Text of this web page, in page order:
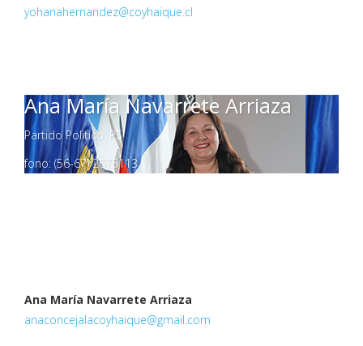
yohanahernandez@coyhaique.cl
Ana María Navarrete Arriaza
Partido Político: PS
fono: (56-67) 2675113
Ana María Navarrete Arriaza
anaconcejalacoyhaique@gmail.com